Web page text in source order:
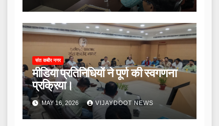
संत कबीर नगर
मीडिया प्रतिनिधियों ने पूर्ण की स्वगणना
प्रक्रिया।
MAY 16, 2026 VIJAYDOOT NEWS